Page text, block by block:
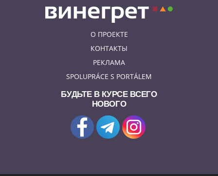
О ПРОЕКТЕ
КОНТАКТЫ
РЕКЛАМА
SPOLUPRÁCE S PORTÁLEM
БУДЬТЕ В КУРСЕ ВСЕГО
НОВОГО